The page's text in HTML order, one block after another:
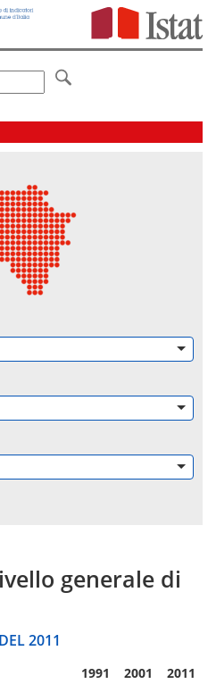
generale di
2011
1991 2001 2011